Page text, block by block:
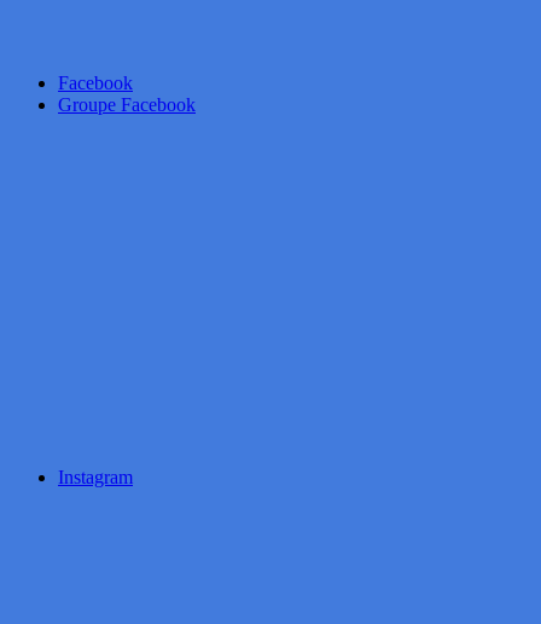
Facebook
Groupe Facebook
Instagram